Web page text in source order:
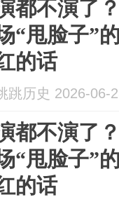
都不演了
“甩脸子”
的话
跳历史 2026-06-
都不演了
“甩脸子”
的话